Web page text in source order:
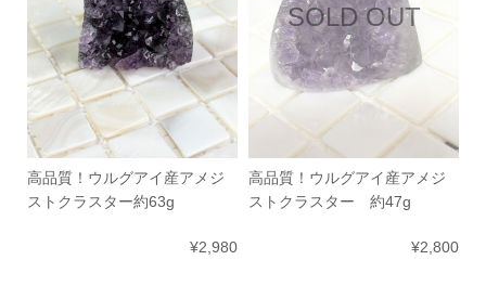
高品質！ウルグアイ産アメジ
ストクラスター約63g
¥2,980
SOLD OUT
高品質！ウルグアイ産アメジ
ストクラスター 約47g
¥2,800